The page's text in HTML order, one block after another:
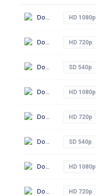
Download HD 1080p
Download HD 720p
Download SD 540p
Download HD 1080p
Download HD 720p
Download SD 540p
Download HD 1080p
Download HD 720p